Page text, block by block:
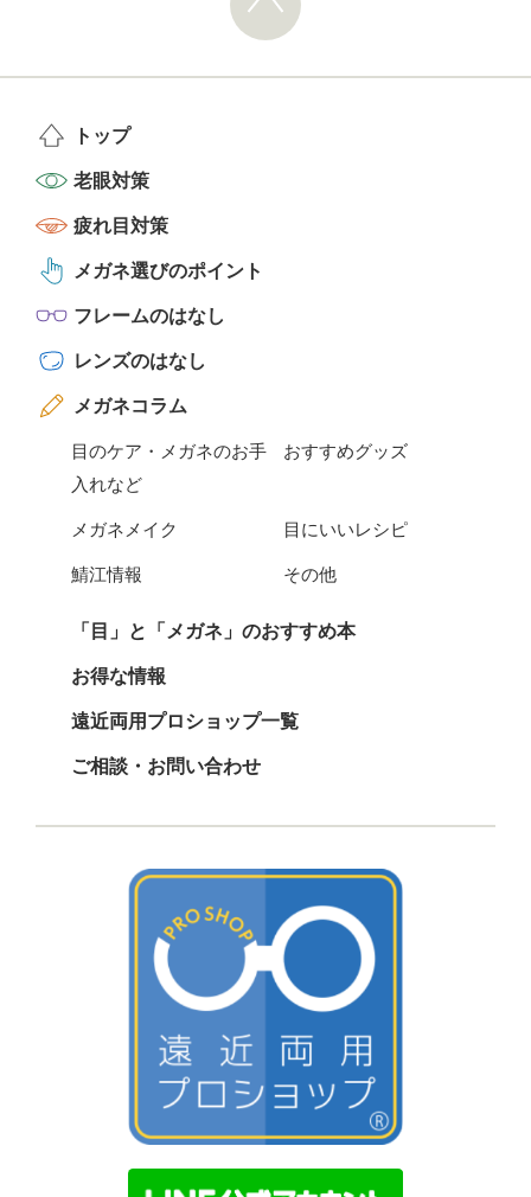
トップ
老眼対策
疲れ目対策
メガネ選びのポイント
フレームのはなし
レンズのはなし
メガネコラム
目のケア・メガネのお手
入れなど
おすすめグッズ
メガネメイク 目にいいレシピ
鯖江情報 その他
「目」と「メガネ」のおすすめ本
お得な情報
遠近両用プロショップ一覧
ご相談・お問い合わせ